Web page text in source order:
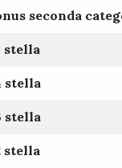
seconda
stella
stella
stella
stella